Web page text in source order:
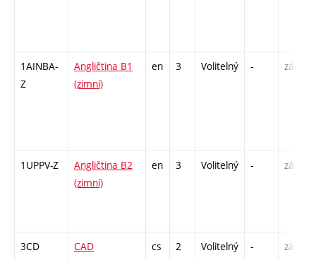
1AINBA-
Z
Angličtina B1
(zimní)
en 3 Volitelný - zá,zk
1UPPV-Z
Angličtina B2
(zimní)
en 3 Volitelný - zá,zk
3CD CAD cs 2 Volitelný - zá